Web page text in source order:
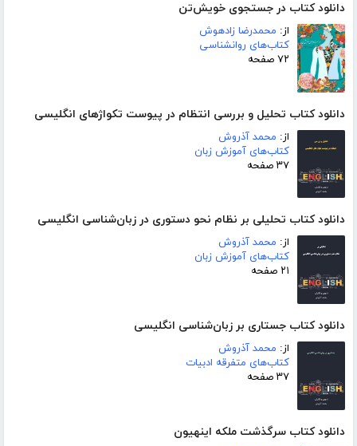
دانلود کتاب در جستجوی خویش‌تن
از: محمدرضا زادهوش
کتاب‌های روانشناسی
۷۲ صفحه
دانلود کتاب تحلیل و بررسی انتظام در پیوست تکواژهای انگلیسی
از: محمد آذروش
کتاب‌های آموزش زبان
۳۷ صفحه
دانلود کتاب تحلیلی بر نظام نحو دستوری در زبان‌شناسی انگلیسی
از: محمد آذروش
کتاب‌های آموزش زبان
۲۱ صفحه
دانلود کتاب جستاری بر زبان‌شناسی انگلیسی
از: محمد آذروش
کتاب‌های متفرقه ادبیات
۳۷ صفحه
دانلود کتاب سرگذشت ملکه اینهیون